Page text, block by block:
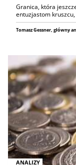
Granica, która
entuzjastom kruszcu,
Tomasz Gessner, główny
ANALIZY